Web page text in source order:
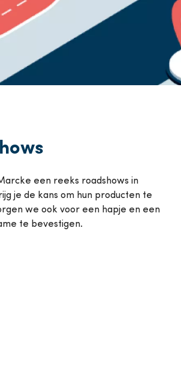
een reeks roadshows in
je de kans om hun producten te
we ook voor een hapje en een
te bevestigen.